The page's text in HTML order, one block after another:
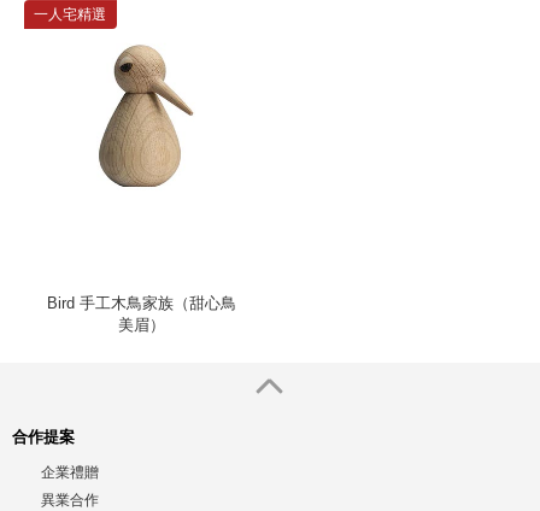
一人宅精選
Bird 手工木鳥家族（甜心鳥
美眉）
合作提案
企業禮贈
異業合作